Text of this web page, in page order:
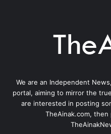
We are an Independent
portal, aiming to mirror the
are interested in posting
TheAinak.com,